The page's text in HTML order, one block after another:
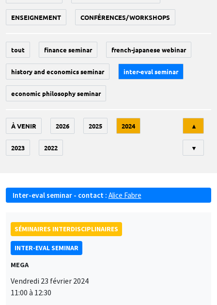
ENSEIGNEMENT CONFÉRENCES/WORKSHOPS
tout finance seminar french-japanese webinar
history and economics seminar inter-eval seminar
economic philosophy seminar
À VENIR 2026 2025 2024
2023 2022
▲
▼
Inter-eval seminar - contact : Alice Fabre
SÉMINAIRES INTERDISCIPLINAIRES
INTER-EVAL SEMINAR
MEGA
Vendredi 23 février 2024
11:00 à 12:30